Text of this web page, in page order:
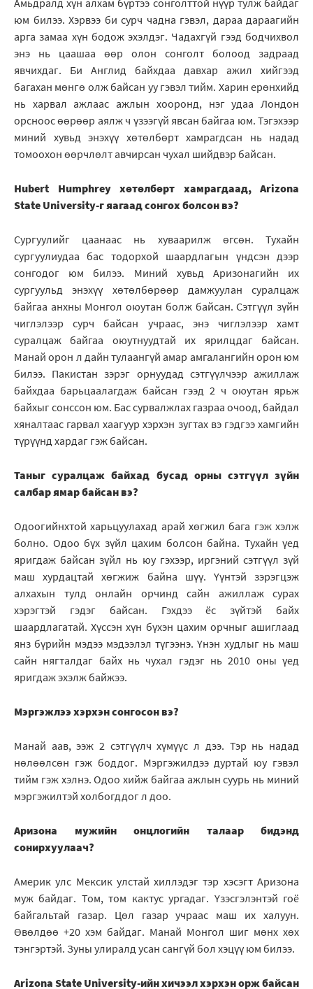
Амьдралд хүн алхам бүртээ сонголттой нүүр тулж байдаг
юм билээ. Хэрвээ би сурч чадна гэвэл, дараа дараагийн
арга замаа хүн бодож эхэлдэг. Чадахгүй гээд бодчихвол
энэ нь цаашаа өөр олон сонголт болоод задраад
явчихдаг. Би Англид байхдаа давхар ажил хийгээд
багахан мөнгө олж байсан уу гэвэл тийм. Харин ерөнхийд
нь харвал ажлаас ажлын хооронд, нэг удаа Лондон
орсноос өөрөөр аялж ч үзээгүй явсан байгаа юм. Тэгэхээр
миний хувьд энэхүү хөтөлбөрт хамрагдсан нь надад
томоохон өөрчлөлт авчирсан чухал шийдвэр байсан.
Hubert Humphrey хөтөлбөрт хамрагдаад, Arizona
State University-г яагаад сонгох болсон вэ?
Сургуулийг цаанаас нь хуваарилж өгсөн. Тухайн
сургуулиудаа бас тодорхой шаардлагын үндсэн дээр
сонгодог юм билээ. Миний хувьд Аризонагийн их
сургуульд энэхүү хөтөлбөрөөр дамжуулан суралцаж
байгаа анхны Монгол оюутан болж байсан. Сэтгүүл зүйн
чиглэлээр сурч байсан учраас, энэ чиглэлээр хамт
суралцаж байгаа оюутнуудтай их ярилцдаг байсан.
Манай орон л дайн тулаангүй амар амгалангийн орон юм
билээ. Пакистан зэрэг орнуудад сэтгүүлчээр ажиллаж
байхдаа барьцаалагдаж байсан гээд 2 ч оюутан ярьж
байхыг сонссон юм. Бас сурвалжлах газраа очоод, байдал
хяналтаас гарвал хаагуур хэрхэн зугтах вэ гэдгээ хамгийн
түрүүнд хардаг гэж байсан.
Таныг суралцаж байхад бусад орны сэтгүүл зүйн
салбар ямар байсан вэ?
Одоогийнхтой харьцуулахад арай хөгжил бага гэж хэлж
болно. Одоо бүх зүйл цахим болсон байна. Тухайн үед
яригдаж байсан зүйл нь юу гэхээр, иргэний сэтгүүл зүй
маш хурдацтай хөгжиж байна шүү. Үүнтэй зэрэгцэж
алхахын тулд онлайн орчинд сайн ажиллаж сурах
хэрэгтэй гэдэг байсан. Гэхдээ ёс зүйтэй байх
шаардлагатай. Хүссэн хүн бүхэн цахим орчныг ашиглаад
янз бүрийн мэдээ мэдээлэл түгээнэ. Үнэн худлыг нь маш
сайн нягталдаг байх нь чухал гэдэг нь 2010 оны үед
яригдаж эхэлж байжээ.
Мэргэжлээ хэрхэн сонгосон вэ?
Манай аав, ээж 2 сэтгүүлч хүмүүс л дээ. Тэр нь надад
нөлөөлсөн гэж боддог. Мэргэжилдээ дуртай юу гэвэл
тийм гэж хэлнэ. Одоо хийж байгаа ажлын суурь нь миний
мэргэжилтэй холбогддог л доо.
Аризона мужийн онцлогийн талаар бидэнд
сонирхуулаач?
Америк улс Мексик улстай хиллэдэг тэр хэсэгт Аризона
муж байдаг. Том, том кактус ургадаг. Үзэсгэлэнтэй гоё
байгальтай газар. Цөл газар учраас маш их халуун.
Өвөлдөө +20 хэм байдаг. Манай Монгол шиг мөнх хөх
тэнгэртэй. Зуны улиралд усан сангүй бол хэцүү юм билээ.
Arizona State University-ийн хичээл хэрхэн орж байсан